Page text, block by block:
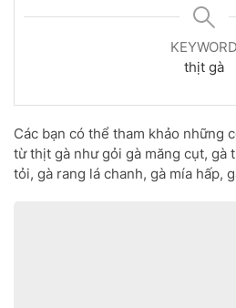
KEYWORD
thịt gà
Các bạn có thể tham khảo những
từ thịt gà như gỏi gà măng cụt, gà
tỏi, gà rang lá chanh, gà mía hấp,